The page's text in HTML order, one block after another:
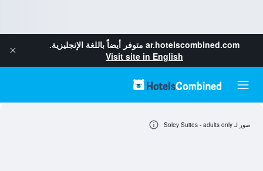
ar.hotelscombined.com متوفر أيضاً باللغة الإنجليزية.
Visit site in English
صور لـ Soley Suites - adults only